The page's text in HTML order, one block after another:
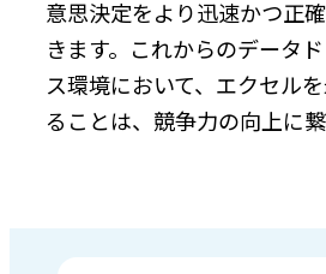
意思決定をより迅速かつ正
きます。これからのデータ
ス環境において、エクセル
ることは、競争力の向上に